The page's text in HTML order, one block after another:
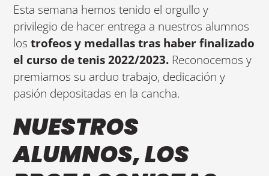
Esta semana hemos tenido el orgullo y
privilegio de hacer entrega a nuestros alumnos
lostrofeos y medallas tras haber finalizado
el curso de tenis 2022/2023. Reconocemos y
premiamos su arduo trabajo, dedicación y
pasión depositadas en la cancha.
NUESTROS
ALUMNOS, LOS